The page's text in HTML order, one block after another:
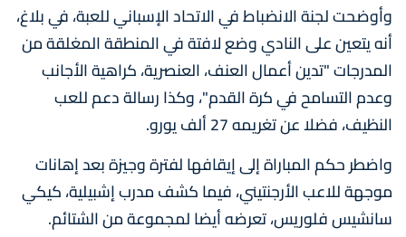
وأوضحت لجنة الانضباط في الاتحاد الإسباني للعبة، في بلاغ،
أنه يتعين على النادي وضع لافتة في المنطقة المغلقة من
المدرجات "تدين أعمال العنف، العنصرية، كراهية الأجانب
وعدم التسامح في كرة القدم"، وكذا رسالة دعم للعب
النظيف، فضلا عن تغريمه 27 ألف يورو.
واضطر حكم المباراة إلى إيقافها لفترة وجيزة بعد إهانات
موجهة للاعب الأرجنتيني، فيما كشف مدرب إشبيلية، كيكي
سانشيس فلوريس، تعرضه أيضا لمجموعة من الشتائم.